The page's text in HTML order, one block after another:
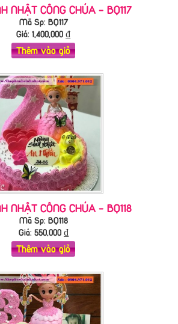
NHẬT CÔNG CHÚA - BQ117
Mã Sp: BQ117
Giá: 1,400,000₫
Thêm vào giỏ
NHẬT CÔNG CHÚA - BQ118
Mã Sp: BQ118
Giá: 550,000₫
Thêm vào giỏ